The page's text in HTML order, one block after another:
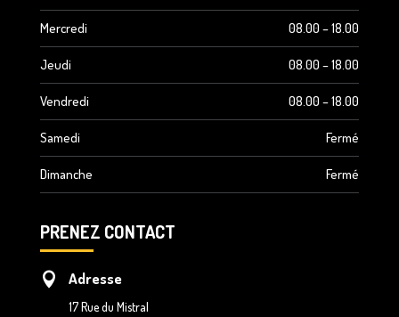
Mercredi 08.00 – 18.00
Jeudi 08.00 – 18.00
Vendredi 08.00 – 18.00
Samedi Fermé
Dimanche Fermé
PRENEZ CONTACT
 Adresse
17 Rue du Mistral